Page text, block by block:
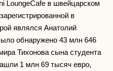
LoungeCafe в швейцарском
в
являлся Анатолий
обнаружено 43 млн 646
Тихонова сына студента
1 млн 69 тысяч евро,